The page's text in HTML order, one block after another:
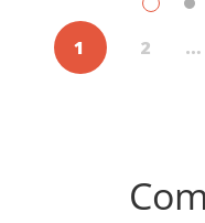
1 2 …